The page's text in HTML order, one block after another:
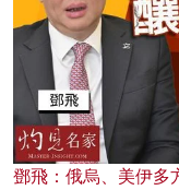
鄧飛：俄烏、美伊多